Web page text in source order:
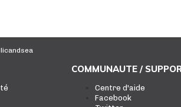
COMMUNAUTE /
Centre d'aide
Facebook